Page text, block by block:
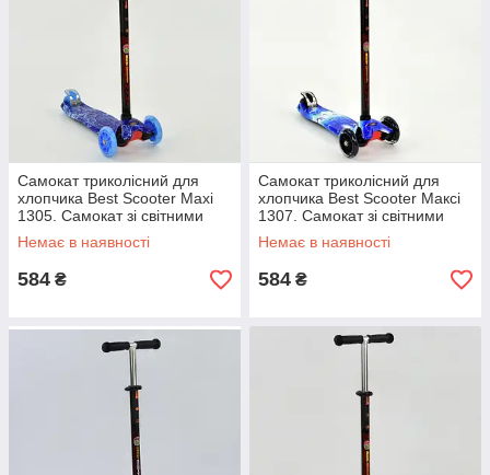
Самокат триколісний для
хлопчика Best Scooter Maxi
1305. Самокат зі світними
колесами
Немає в наявності
584 ₴
Самокат триколісний для
хлопчика Best Scooter Максі
1307. Самокат зі світними
колесами
Немає в наявності
584 ₴